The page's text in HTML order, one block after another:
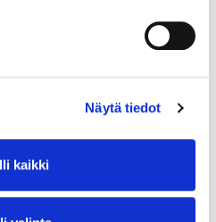
Näytä tiedot
kaikki